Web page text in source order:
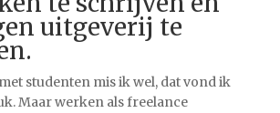
uitgeverij te
studenten mis ik wel, dat vond ik
Maar werken als freelance